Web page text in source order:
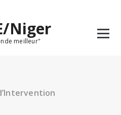
Niger
meilleur"